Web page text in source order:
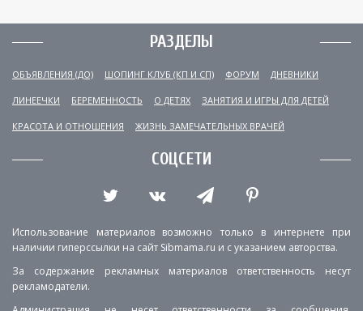
РАЗДЕЛЫ
ОБЪЯВЛЕНИЯ (ДО) ШОПИНГ КЛУБ (КП И СП) ФОРУМ ДНЕВНИКИ
ЛИНЕЕЧКИ БЕРЕМЕННОСТЬ О ДЕТЯХ ЗАНЯТИЯ И ИГРЫ ДЛЯ ДЕТЕЙ
КРАСОТА И ОТНОШЕНИЯ ЖИЗНЬ ЗАМЕЧАТЕЛЬНЫХ ВРАЧЕЙ
СОЦСЕТИ
Использование материалов возможно только в интернете при
наличии гиперссылки на сайт Sibmama.ru и с указанием авторства.
За содержание рекламных материалов ответственность несут
рекламодатели.